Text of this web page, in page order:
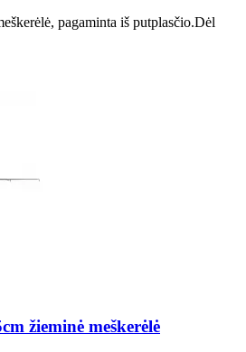
pagaminta iš putplasčio.Dėl
žieminė meškerėlė